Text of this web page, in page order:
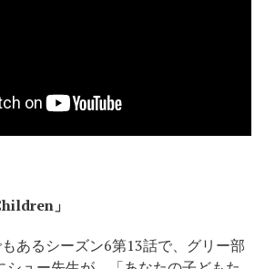
」
あるシーズン6第13話で、グリー部